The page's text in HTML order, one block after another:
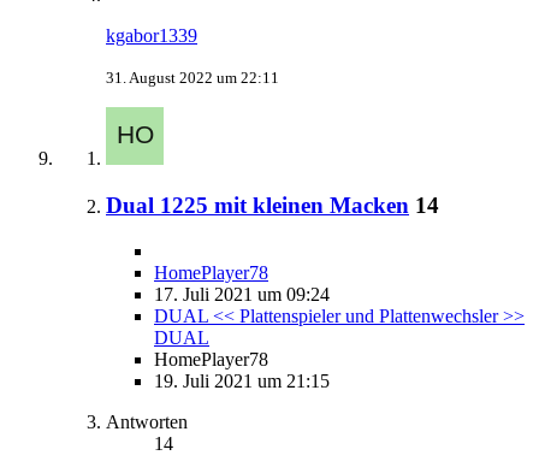
kgabor1339
31. August 2022 um 22:11
Dual 1225 mit kleinen Macken 14
HomePlayer78
17. Juli 2021 um 09:24
DUAL << Plattenspieler und Plattenwechsler >>
DUAL
HomePlayer78
19. Juli 2021 um 21:15
Antworten
14